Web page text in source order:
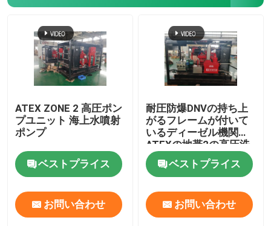
ATEX ZONE 2 高圧ポン
プユニット 海上水噴射
ポンプ
ベストプライス
お問い合わせ
耐圧防爆DNVの持ち上
がるフレームが付いて
いるディーゼル機関
ATEXの地帯2の高圧洗
剤
ベストプライス
お問い合わせ